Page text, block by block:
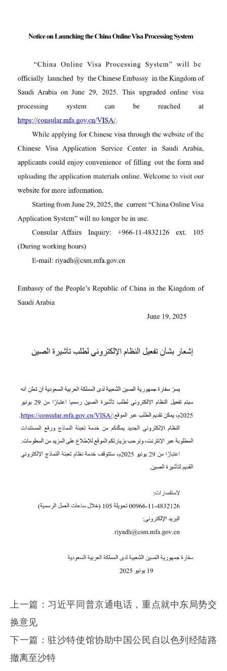
上一篇： 习近平同普京通电话，重点就中东局势交
换意见
下一篇：驻沙特使馆协助中国公民自以色列经陆路
撤离至沙特